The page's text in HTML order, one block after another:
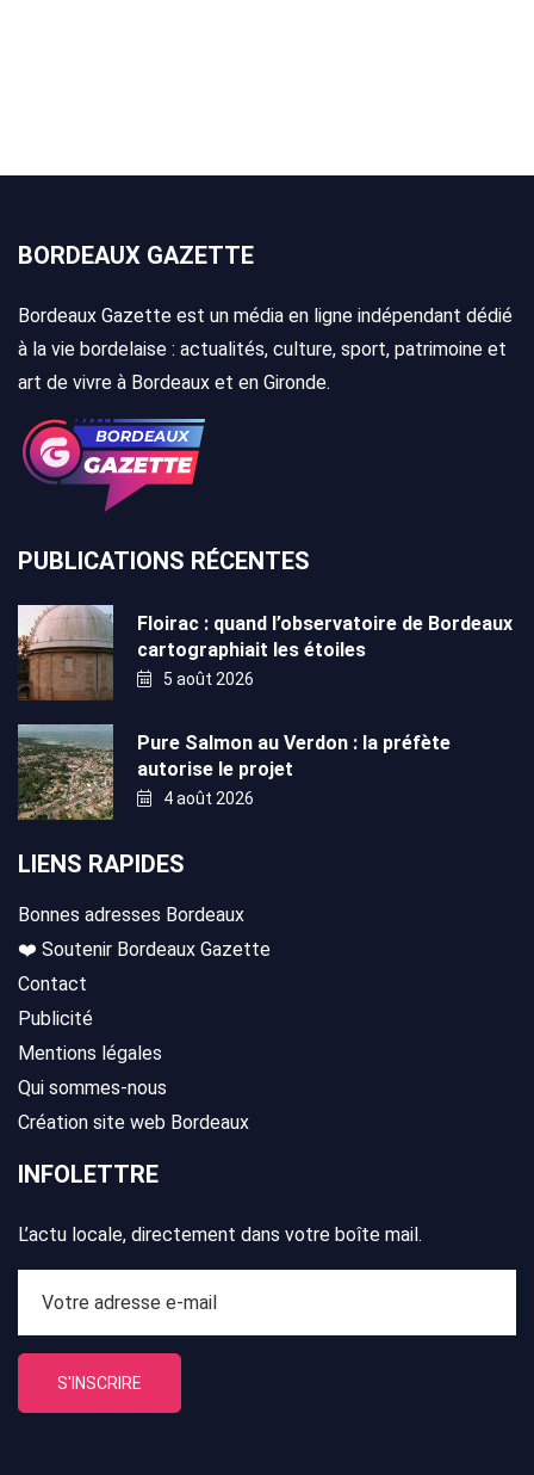
BORDEAUX GAZETTE
Bordeaux Gazette est un média en ligne indépendant dédié
à la vie bordelaise : actualités, culture, sport, patrimoine et
art de vivre à Bordeaux et en Gironde.
PUBLICATIONS RÉCENTES
Floirac : quand l’observatoire de Bordeaux
cartographiait les étoiles
5 août 2026
Pure Salmon au Verdon : la préfète
autorise le projet
4 août 2026
LIENS RAPIDES
Bonnes adresses Bordeaux
❤️ Soutenir Bordeaux Gazette
Contact
Publicité
Mentions légales
Qui sommes-nous
Création site web Bordeaux
INFOLETTRE
L’actu locale, directement dans votre boîte mail.
S'INSCRIRE